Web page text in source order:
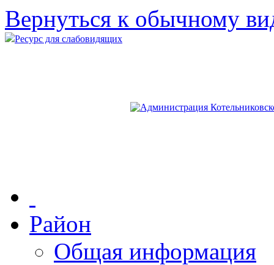
Вернуться к обычному
Ресурс для слабовидящих
Район
Общая информация